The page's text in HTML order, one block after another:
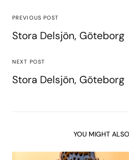
PREVIOUS POST
Stora Delsjön, Göteborg
NEXT POST
Stora Delsjön, Göteborg
YOU MIGHT